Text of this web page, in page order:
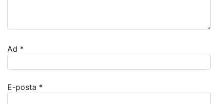
Ad *
E-posta *